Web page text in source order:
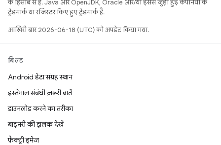
के हिसाब से हैं. Java और OpenJDK, Oracle और/या इससे जुड़ी हुई कंपनियों के
ट्रेडमार्क या रजिस्टर किए हुए ट्रेडमार्क हैं.
आखिरी बार 2026-06-18 (UTC) को अपडेट किया गया.
बिल्ड
Android डेटा संग्रह स्थान
इस्तेमाल संबंधी ज़रूरी बातें
डाउनलोड करने का तरीका
बाइनरी की झलक देखें
फ़ैक्ट्री इमेज